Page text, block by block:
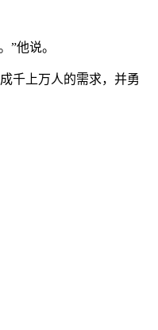
”他说。
千上万人的需求，并勇